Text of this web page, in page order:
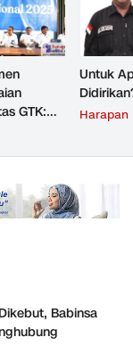
GTK:
Untuk
Harapan
Babinsa